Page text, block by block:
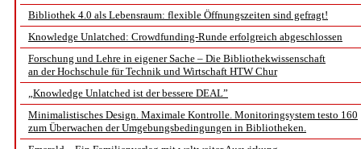
Bibliothek 4.0 als Lebensraum: flexible Öffnungszeiten sind gefragt!
Knowledge Unlatched: Crowdfunding-Runde erfolgreich abgeschlossen
Forschung und Lehre in eigener Sache – Die Bibliothekwissenschaft
an der Hochschule für Technik und Wirtschaft HTW Chur
„Knowledge Unlatched ist der bessere DEAL”
Minimalistisches Design. Maximale Kontrolle. Monitoringsystem testo 160
zum Überwachen der Umgebungsbedingungen in Bibliotheken.